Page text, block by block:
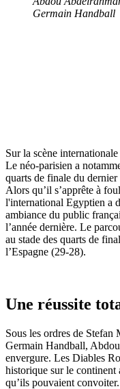
Germain Handball
Sur la scène
Le néo-parisien a
quarts de finale du
Alors qu’il s’apprête à
l'international Egyptien a
ambiance du public
l’année dernière. Le
au stade des quarts de
l’Espagne (29-28).
Une réussite
Sous les ordres de
Germain Handball,
envergure. Les Diables
historique sur le continent
qu’ils pouvaient convoiter.